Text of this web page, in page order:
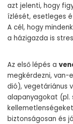
azt jelenti, hogy
ízlését, esetleges
A cél, hogy
a házigazda is
Az első lépés a
megkérdezni, van-
dió), vegetáriánus
alapanyagokat (pl.
biztonságosan és